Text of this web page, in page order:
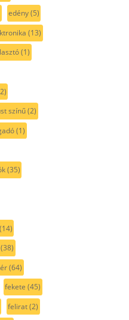
edény(5)
(13)
(1)
színű(2)
(1)
(35)
(38)
(64)
fekete (45)
felirat(2)